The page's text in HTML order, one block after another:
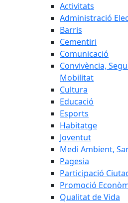
Activitats
Administració
Barris
Cementiri
Comunicació
Convivència,
Mobilitat
Cultura
Educació
Esports
Habitatge
Joventut
Medi Ambient,
Pagesia
Participació
Promoció
Qualitat de Vida